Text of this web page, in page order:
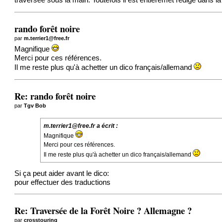
rando forêt noire
parm.terrier1@free.fr
Magnifique
Merci pour ces références.
Il me reste plus qu'à achetter un dico français/allemand
Re: rando forêt noire
parTgv Bob
m.terrier1@free.fr a écrit :
Magnifique
Merci pour ces références.
Il me reste plus qu'à achetter un dico français/allemand
Si ça peut aider avant le dico:
pour effectuer des traductions
Re: Traversée de la Forêt Noire ? Allemagne ?
parcrosstouring